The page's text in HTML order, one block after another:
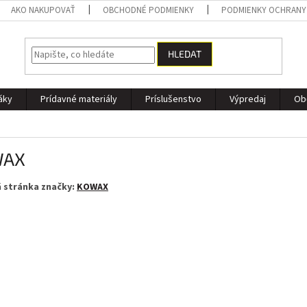
AKO NAKUPOVAŤ OBCHODNÉ PODMIENKY PODMIENKY OCHRANY
HLEDAT
Prídavné materiály Príslušenstvo Výpredaj
stránka značky: KOWAX